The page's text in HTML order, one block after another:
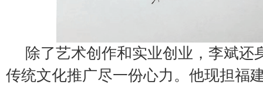
除了艺术创作和实业创业，李斌还
传统文化推广尽一份心力。他现担福